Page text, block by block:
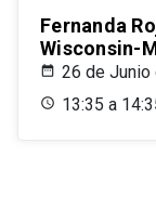
Fernanda
Wisconsin-
26 de Junio
13:35 a